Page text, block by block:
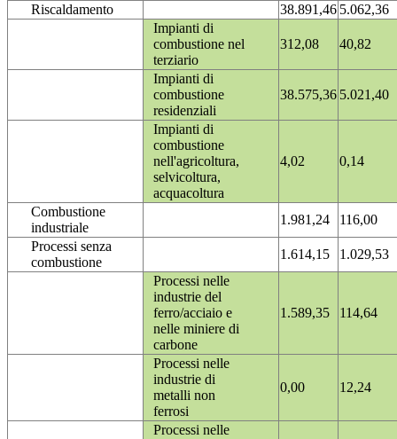
Riscaldamento 38.891,46 5.062,36
Impianti di
combustione nel
terziario
312,08 40,82
Impianti di
combustione
residenziali
38.575,36 5.021,40
Impianti di
combustione
nell'agricoltura,
selvicoltura,
acquacoltura
4,02 0,14
Combustione
industriale
1.981,24
116,00
Processi senza
combustione
1.614,15
1.029,53
Processi nelle
industrie del
ferro/acciaio e
nelle miniere di
carbone
1.589,35 114,64
Processi nelle
industrie di
metalli non
ferrosi
0,00 12,24
Processi nelle